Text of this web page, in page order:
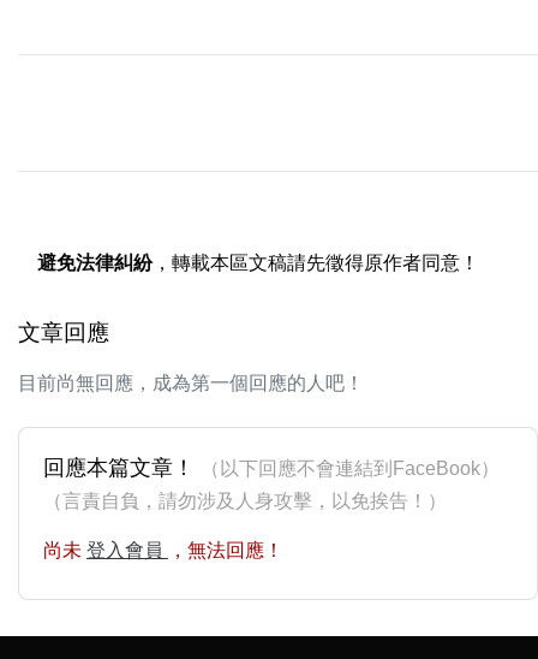
避免法律糾紛，轉載本區文稿請先徵得原作者同意！
文章回應
目前尚無回應，成為第一個回應的人吧！
回應本篇文章！
（以下回應不會連結到FaceBook）
（言責自負，請勿涉及人身攻擊，以免挨告！）
尚未 登入會員 ，無法回應！